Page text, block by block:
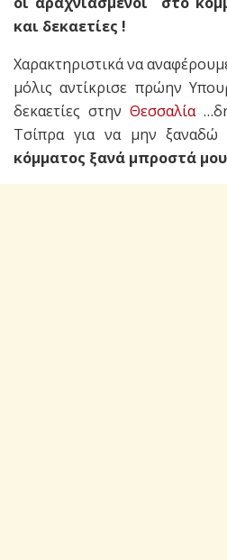
και δεκαετίες !
Χαρακτηριστικά να
μόλις αντίκρισε πρώην
δεκαετίες στην Θεσσαλία
Τσίπρα για να μην ξαναδώ
κόμματος ξανά μπροστά μου